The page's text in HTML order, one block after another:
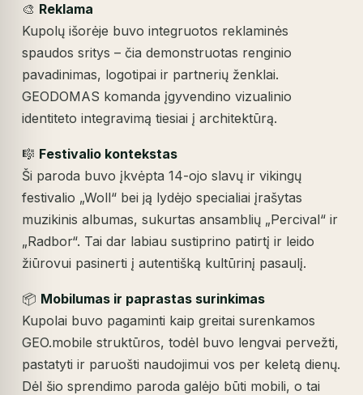
🎨 Reklama
Kupolų išorėje buvo integruotos reklaminės
spaudos sritys – čia demonstruotas renginio
pavadinimas, logotipai ir partnerių ženklai.
GEODOMAS komanda įgyvendino vizualinio
identiteto integravimą tiesiai į architektūrą.
🎼 Festivalio kontekstas
Ši paroda buvo įkvėpta 14-ojo slavų ir vikingų
festivalio „Woll“ bei ją lydėjo specialiai įrašytas
muzikinis albumas, sukurtas ansamblių „Percival“ ir
„Radbor“. Tai dar labiau sustiprino patirtį ir leido
žiūrovui pasinerti į autentišką kultūrinį pasaulį.
📦 Mobilumas ir paprastas surinkimas
Kupolai buvo pagaminti kaip greitai surenkamos
GEO.mobile struktūros, todėl buvo lengvai pervežti,
pastatyti ir paruošti naudojimui vos per keletą dienų.
Dėl šio sprendimo paroda galėjo būti mobili, o tai